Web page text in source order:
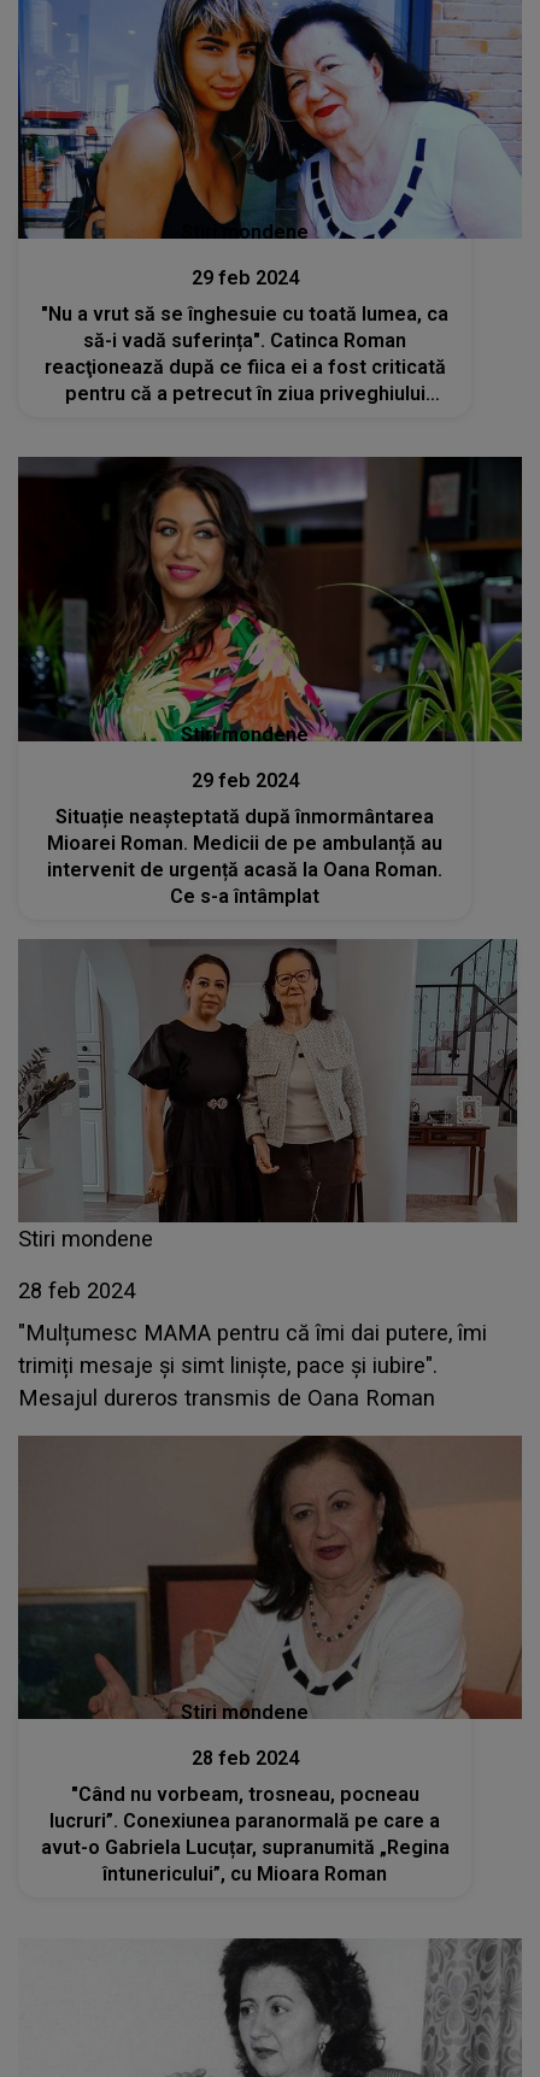
Stiri mondene
29 feb 2024
"Nu a vrut să se înghesuie cu toată lumea, ca
să-i vadă suferința". Catinca Roman
reacţionează după ce fiica ei a fost criticată
pentru că a petrecut în ziua priveghiului
Stiri mondene
29 feb 2024
Situație neașteptată după înmormântarea
Mioarei Roman. Medicii de pe ambulanță au
intervenit de urgență acasă la Oana Roman.
Ce s-a întâmplat
Stiri mondene
28 feb 2024
"Mulțumesc MAMA pentru că îmi dai putere, îmi
trimiți mesaje și simt liniște, pace și iubire".
Mesajul dureros transmis de Oana Roman
Stiri mondene
28 feb 2024
"Când nu vorbeam, trosneau, pocneau
lucruri”. Conexiunea paranormală pe care a
avut-o Gabriela Lucuțar, supranumită „Regina
întunericului”, cu Mioara Roman